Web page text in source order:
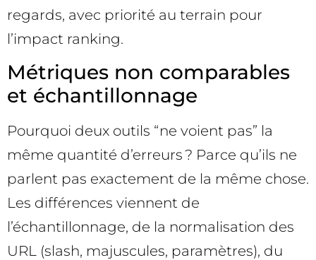
regards, avec priorité au terrain pour
l’impact ranking.
Métriques non comparables
et échantillonnage
Pourquoi deux outils “ne voient pas” la
même quantité d’erreurs ? Parce qu’ils ne
parlent pas exactement de la même chose.
Les différences viennent de
l’échantillonnage, de la normalisation des
URL (slash, majuscules, paramètres), du